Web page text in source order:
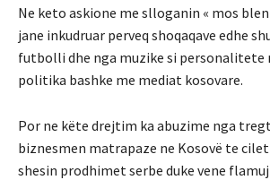
Ne keto askione me slloganin « mos
jane inkudruar perveq shoqaqave edhe
futbolli dhe nga muzike si personalitete
politika bashke me mediat kosovare.
Por ne këte drejtim ka abuzime nga
biznesmen matrapaze ne Kosovë te
shesin prodhimet serbe duke vene